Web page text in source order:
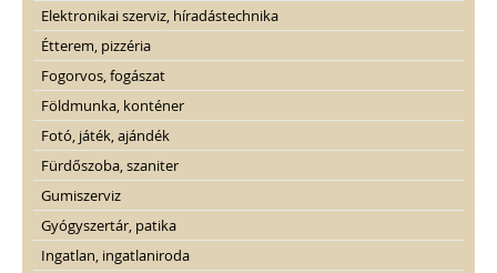
Elektronikai szerviz, híradástechnika
Étterem, pizzéria
Fogorvos, fogászat
Földmunka, konténer
Fotó, játék, ajándék
Fürdőszoba, szaniter
Gumiszerviz
Gyógyszertár, patika
Ingatlan, ingatlaniroda